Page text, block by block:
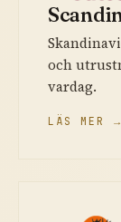
och
vardag.
LÄS MER →